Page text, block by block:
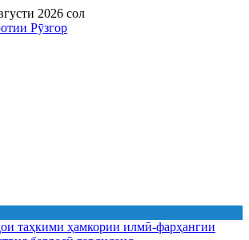
2026 сол
таҳкими ҳамкории илмӣ-фарҳангии